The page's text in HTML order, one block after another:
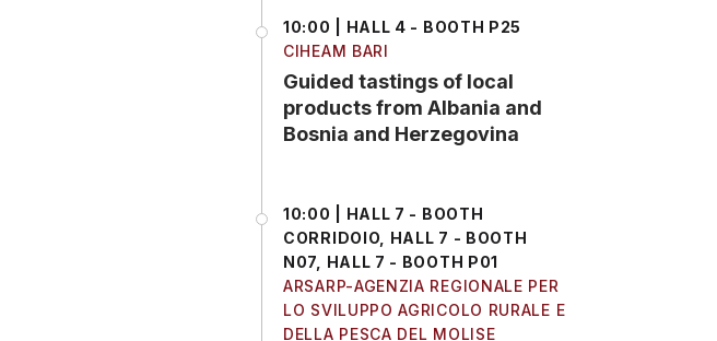
10:00 | HALL 4 - BOOTH P25
CIHEAM BARI
Guided tastings of local
products from Albania and
Bosnia and Herzegovina
10:00 | HALL 7 - BOOTH
CORRIDOIO, HALL 7 - BOOTH
N07, HALL 7 - BOOTH P01
ARSARP-AGENZIA REGIONALE PER
LO SVILUPPO AGRICOLO RURALE E
DELLA PESCA DEL MOLISE